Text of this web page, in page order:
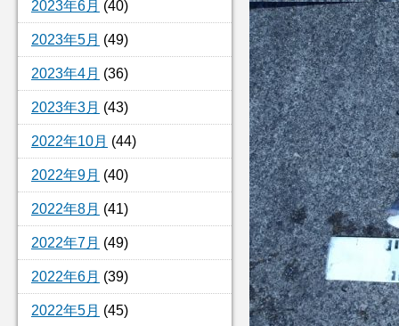
2023年6月 (40)
2023年5月 (49)
2023年4月 (36)
2023年3月 (43)
2022年10月 (44)
2022年9月 (40)
2022年8月 (41)
2022年7月 (49)
2022年6月 (39)
2022年5月 (45)